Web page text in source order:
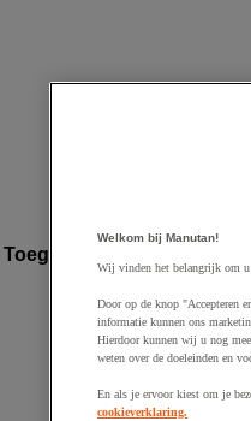
Toegevoegd aan
Welkom bij Manutan!
Wij vinden het belangrijk om u
Door op de knop "Accepteren
informatie kunnen ons
Hierdoor kunnen wij u nog
weten over de doeleinden en
En als je ervoor kiest om je
cookieverklaring.